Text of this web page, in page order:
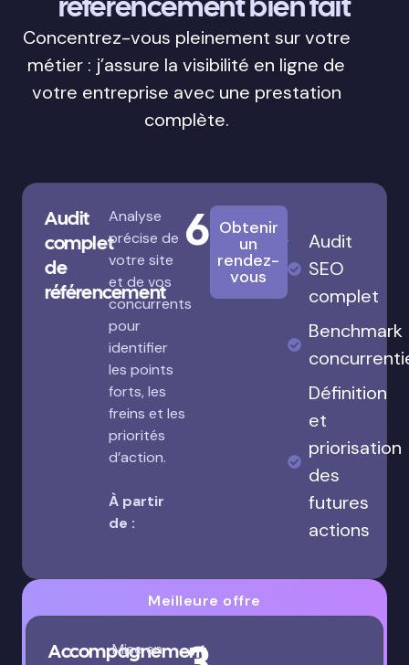
Concentrez-vous pleinement sur votre
métier : j’assure la visibilité en ligne de
votre entreprise avec une prestation
complète.
Audit
complet
de
référencement
Analyse
précise de
votre site
et de vos
concurrents
pour
identifier
les points
forts, les
freins et les
priorités
d’action.
À partir
de :
680€
Obtenir
un
rendez-
vous
Audit
SEO
complet
Benchmark
Définition
et
priorisation
des
futures
actions
Meilleure offre
Accompagnement
Mise en